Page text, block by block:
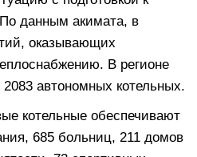
данным акимата, в
оказывающих
В регионе
автономных котельных.
котельные обеспечивают
685 больниц, 211 домов